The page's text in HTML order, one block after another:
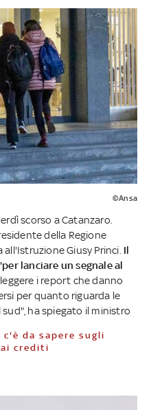
©Ansa
scorso a Catanzaro.
della Regione
Giusy Princi. Il
lanciare un segnale al
i report che danno
per quanto riguarda le
ha spiegato il ministro
crediti